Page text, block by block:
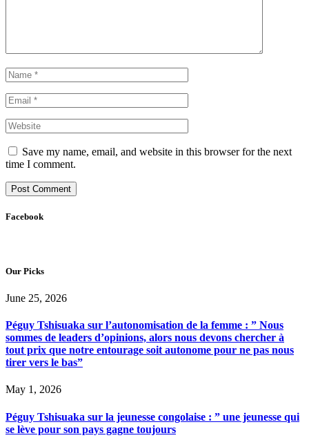
Save my name, email, and website in this browser for the next
time I comment.
Facebook
Our Picks
June 25, 2026
Péguy Tshisuaka sur l’autonomisation de la femme : ” Nous
sommes de leaders d’opinions, alors nous devons chercher à
tout prix que notre entourage soit autonome pour ne pas nous
tirer vers le bas”
May 1, 2026
Péguy Tshisuaka sur la jeunesse congolaise : ” une jeunesse qui
se lève pour son pays gagne toujours